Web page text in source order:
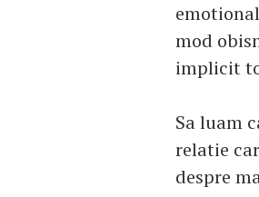
mod
implicit
Sa luam
relatie
despre